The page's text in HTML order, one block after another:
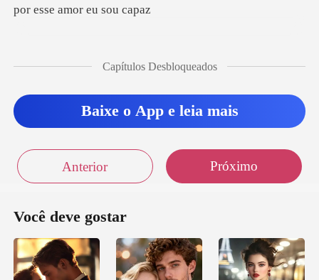
Capítulos Desbloqueados
Baixe o App e leia mais
Anterior Próximo
Você deve gostar